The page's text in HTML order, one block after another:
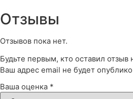
Отзывы
Отзывов пока нет.
Будьте первым, кто оставил
Ваш адрес email не будет
Ваша оценка *